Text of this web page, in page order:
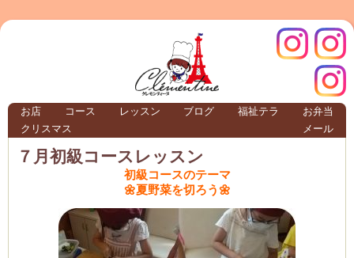
クレモンティーヌ – 新百合ヶ丘の料理教
お店 コース レッスン ブログ 福祉テラ
お弁当
クリスマス
メール
インス
クレモ
７月初級コースレッスン
初級コースのテーマ
🌼夏野菜を切ろう🌼